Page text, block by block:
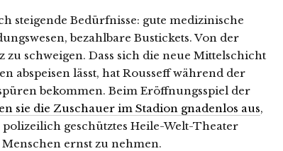
steigende Bedürfnisse: gute medizinische
bezahlbare Bustickets. Von der
zu schweigen. Dass sich die neue Mittelschicht
abspeisen lässt, hat Rousseff während der
bekommen. Beim Eröffnungsspiel der
sie die Zuschauer im Stadion gnadenlos aus,
geschütztes Heile-Welt-Theater
ernst zu nehmen.